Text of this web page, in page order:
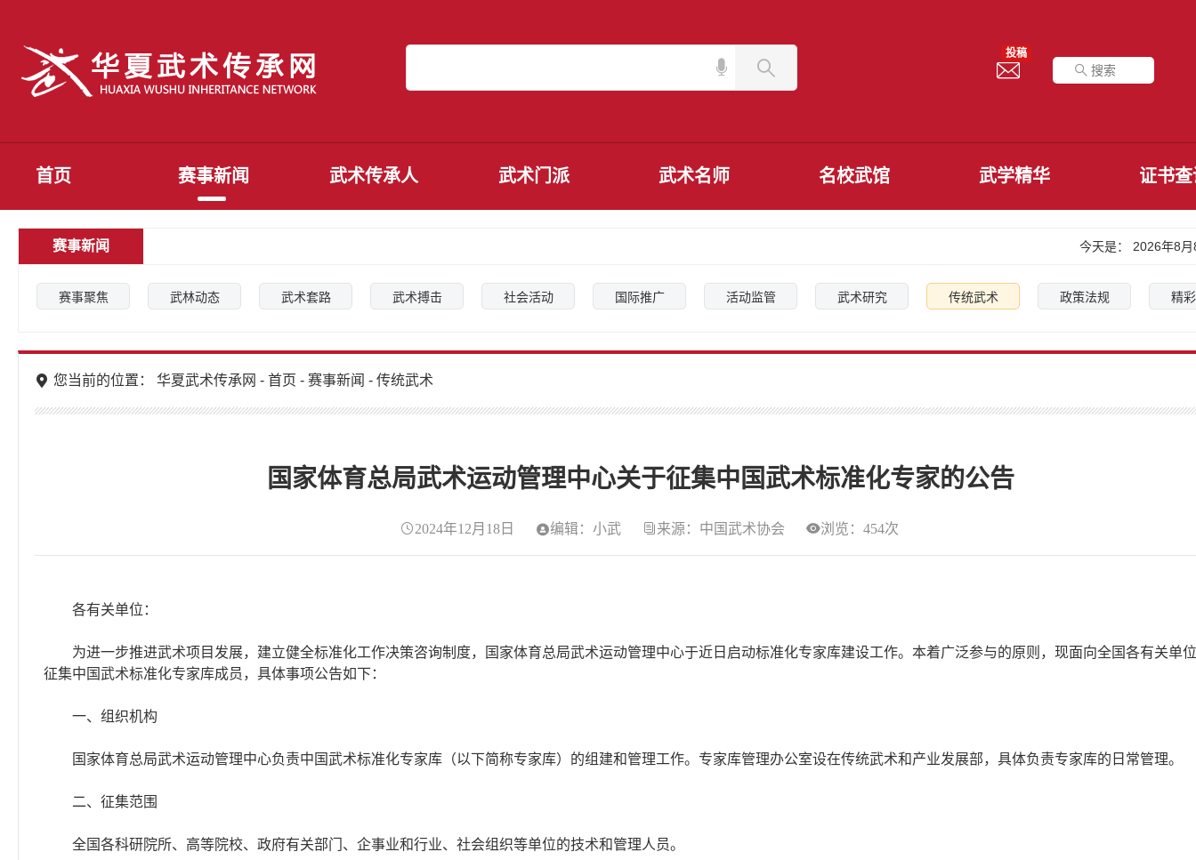
投稿
首页 赛事新闻 武术传承人 武术门派 武术名师 名校武馆 武学精华 证书
赛事新闻 今天是： 2026年8
赛事聚焦 武林动态 武术套路 武术搏击 社会活动 国际推广 活动监管 武术研究 传统武术 政策法规 精
您当前的位置： 华夏武术传承网 - 首页 - 赛事新闻 - 传统武术
国家体育总局武术运动管理中心关于征集中国武术标准化专家的公告
2024年12月18日 编辑：小武 来源：中国武术协会 浏览：454次
各有关单位：
为进一步推进武术项目发展，建立健全标准化工作决策咨询制度，国家体育总局武术运动管理中心于近日启动标准化专家库建设工作。本着广泛参与的原则，现面向全国各有关单
征集中国武术标准化专家库成员，具体事项公告如下：
一、组织机构
国家体育总局武术运动管理中心负责中国武术标准化专家库（以下简称专家库）的组建和管理工作。专家库管理办公室设在传统武术和产业发展部，具体负责专家库的日常管理。
二、征集范围
全国各科研院所、高等院校、政府有关部门、企事业和行业、社会组织等单位的技术和管理人员。